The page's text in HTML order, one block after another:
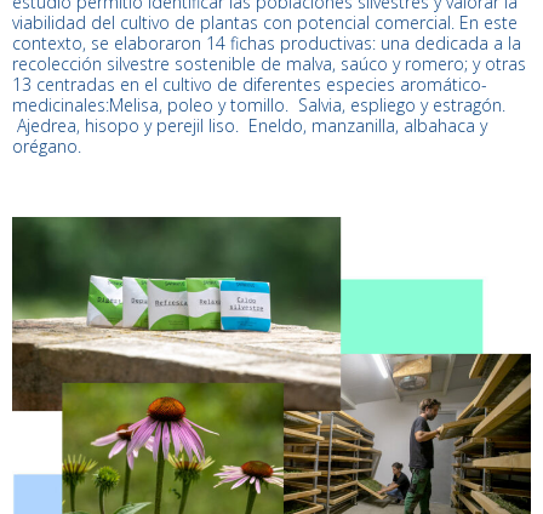
viabilidad del cultivo de plantas con potencial comercial. En este
contexto, se elaboraron 14 fichas productivas: una dedicada a la
recolección silvestre sostenible de malva, saúco y romero; y otras
13 centradas en el cultivo de diferentes especies aromático-
medicinales:Melisa, poleo y tomillo. Salvia, espliego y estragón.
Ajedrea, hisopo y perejil liso. Eneldo, manzanilla, albahaca y
orégano.